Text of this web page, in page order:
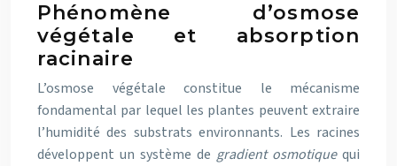
Phénomène d’osmose
végétale et absorption
racinaire
L’osmose végétale constitue le mécanisme
fondamental par lequel les plantes peuvent extraire
l’humidité des substrats environnants. Les racines
développent un système de gradient osmotique qui